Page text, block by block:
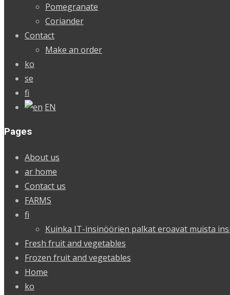
Pomegranate
Coriander
Contact
Make an order
ko
se
fi
EN
Pages
About us
ar home
Contact us
FARMS
fi
Kuinka IT-insinöörien palkat eroavat muista
Fresh fruit and vegetables
Frozen fruit and vegetables
Home
ko